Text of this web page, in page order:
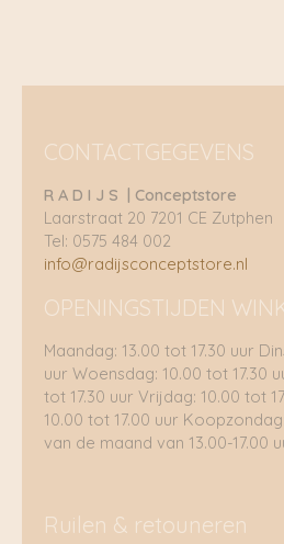
CONTACTGEGEVENS
R A D I J S | Conceptstore
Laarstraat 20 7201 CE Zutphen
Tel: 0575 484 002
info@radijsconceptstore.nl
OPENINGSTIJDEN
Maandag: 13.00 tot 17.30 uur
uur Woensdag: 10.00 tot 17.30
tot 17.30 uur Vrijdag: 10.00 tot
10.00 tot 17.00 uur
van de maand van 13.00-17.00
Ruilen & retouneren